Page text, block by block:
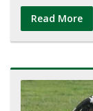
Read More